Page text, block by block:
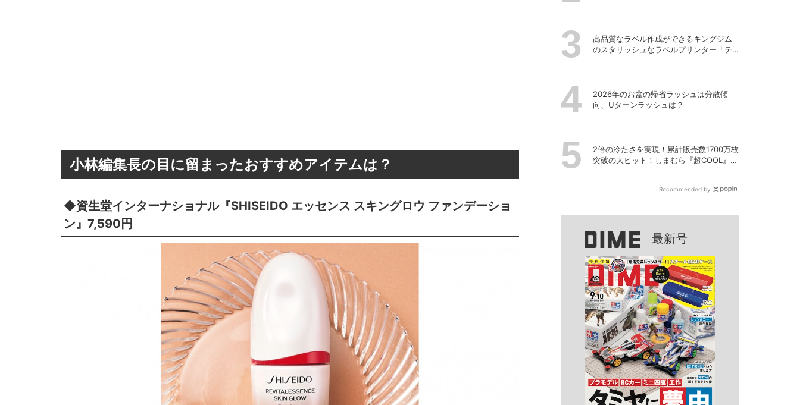
小林編集長の目に留まったおすすめアイテムは？
◆資生堂インターナショナル『SHISEIDO エッセンス スキングロウ ファンデーショ
ン』7,590円
高品質なラベル作成ができるキングジム
のスタリッシュなラベルプリンター「テ
2026年のお盆の帰省ラッシュは分散傾
向、Uターンラッシュは？
2倍の冷たさを実現！累計販売数1700万枚
突破の大ヒット！しまむら『超COOL』シ
Recommended by
最新号